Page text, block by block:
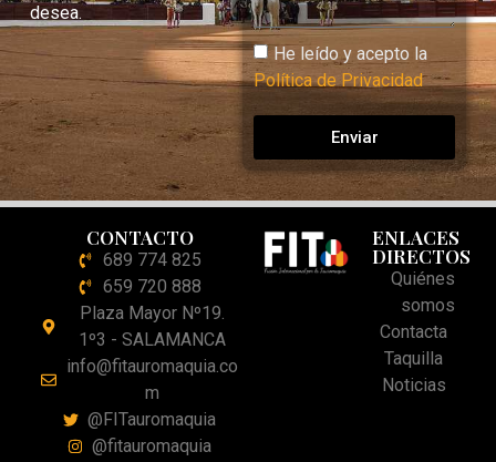
desea.
He leído y acepto la
Política de Privacidad
Enviar
CONTACTO
689 774 825
659 720 888
Plaza Mayor Nº19.
1º3 - SALAMANCA
info@fitauromaquia.co
m
@FITauromaquia
@fitauromaquia
ENLACES
DIRECTOS
Quiénes
somos
Contacta
Taquilla
Noticias